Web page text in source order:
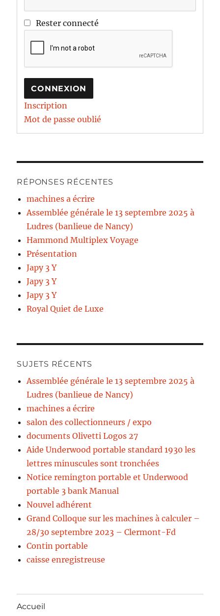
Rester connecté
CONNEXION
Inscription
Mot de passe oublié
RÉPONSES RÉCENTES
machines a écrire
Assemblée générale le 13 septembre 2025 à
Ludres (banlieue de Nancy)
Hammond Multiplex Voyage
Présentation
Japy 3 Y
Japy 3 Y
Japy 3 Y
Royal Quiet de Luxe
SUJETS RÉCENTS
Assemblée générale le 13 septembre 2025 à
Ludres (banlieue de Nancy)
machines a écrire
salon des collectionneurs / expo
documents Olivetti Logos 27
Aide Underwood portable standard 1930 les
lettres minuscules sont tronchées
Notice remington portable et Underwood
portable 3 bank Manual
Nouvel adhérent
Grand Colloque sur les machines à calculer –
28/30 septembre 2023 – Clermont-Fd
Contin portable
caisse enregistreuse
Accueil